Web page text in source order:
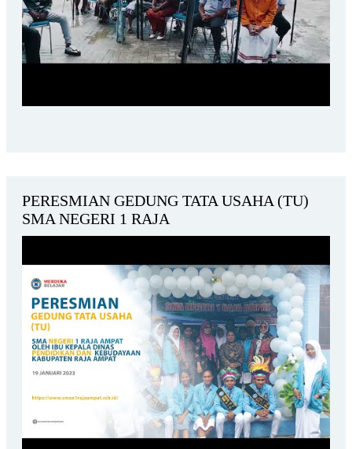
PERESMIAN GEDUNG TATA USAHA (TU)
SMA NEGERI 1 RAJA